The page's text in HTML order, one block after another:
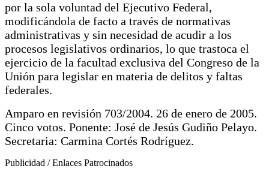
por la sola voluntad del Ejecutivo Federal,
modificándola de facto a través de normativas
administrativas y sin necesidad de acudir a los
procesos legislativos ordinarios, lo que trastoca el
ejercicio de la facultad exclusiva del Congreso de la
Unión para legislar en materia de delitos y faltas
federales.
Amparo en revisión 703/2004. 26 de enero de 2005.
Cinco votos. Ponente: José de Jesús Gudiño Pelayo.
Secretaria: Carmina Cortés Rodríguez.
Publicidad / Enlaces Patrocinados